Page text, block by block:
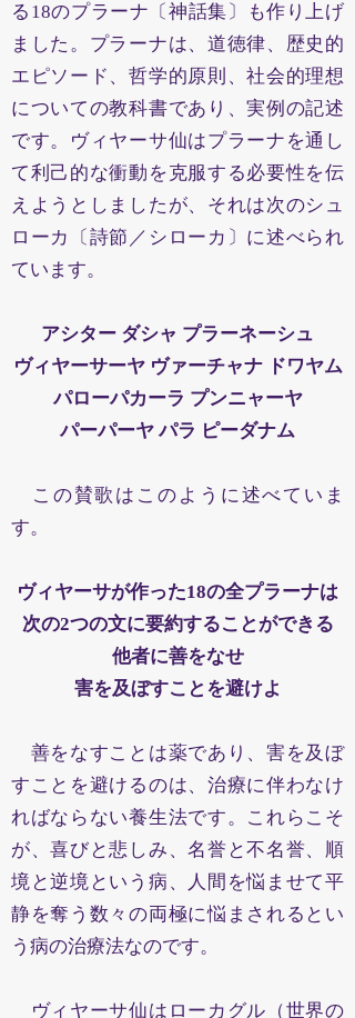
る18のプラーナ〔神話集〕も作り上げ
ました。プラーナは、道徳律、歴史的
エピソード、哲学的原則、社会的理想
についての教科書であり、実例の記述
です。ヴィヤーサ仙はプラーナを通し
て利己的な衝動を克服する必要性を伝
えようとしましたが、それは次のシュ
ローカ〔詩節／シローカ〕に述べられ
ています。
アシター ダシャ プラーネーシュ
ヴィヤーサーヤ ヴァーチャナ ドワヤム
パローパカーラ プンニャーヤ
パーパーヤ パラ ピーダナム
この賛歌はこのように述べていま
す。
ヴィヤーサが作った18の全プラーナは
次の2つの文に要約することができる
他者に善をなせ
害を及ぼすことを避けよ
善をなすことは薬であり、害を及ぼ
すことを避けるのは、治療に伴わなけ
ればならない養生法です。これらこそ
が、喜びと悲しみ、名誉と不名誉、順
境と逆境という病、人間を悩ませて平
静を奪う数々の両極に悩まされるとい
う病の治療法なのです。
ヴィヤーサ仙はローカグル（世界の